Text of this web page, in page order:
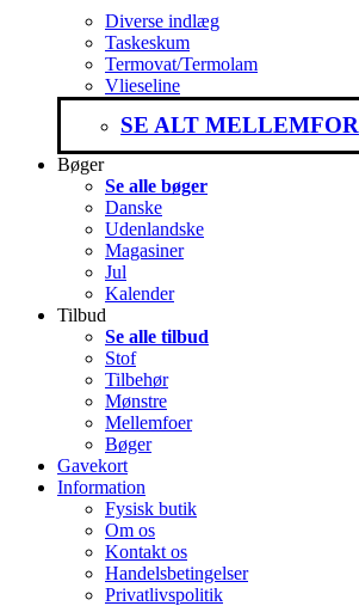
Diverse indlæg
Taskeskum
Termovat/Termolam
Vlieseline
SE ALT MELLEMFOR
Bøger
Se alle bøger
Danske
Udenlandske
Magasiner
Jul
Kalender
Tilbud
Se alle tilbud
Stof
Tilbehør
Mønstre
Mellemfoer
Bøger
Gavekort
Information
Fysisk butik
Om os
Kontakt os
Handelsbetingelser
Privatlivspolitik